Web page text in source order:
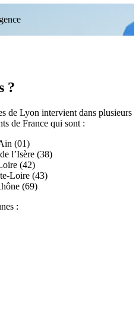
?
de Lyon intervient dans plusieurs
de France qui sont :
(01)
l’Isère (38)
(42)
Loire (43)
(69)
: